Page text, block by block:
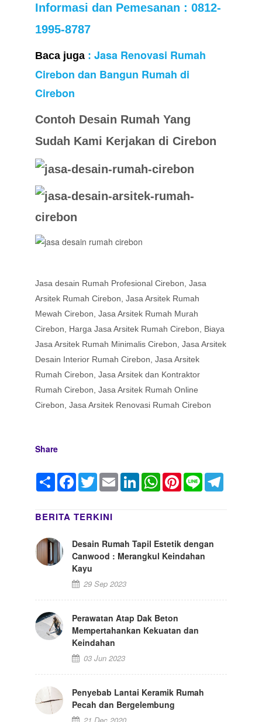
Informasi dan Pemesanan : 0812-
1995-8787
Baca juga : Jasa Renovasi Rumah
Cirebon dan Bangun Rumah di
Cirebon
Contoh Desain Rumah Yang
Sudah Kami Kerjakan di Cirebon
Jasa desain Rumah Profesional Cirebon, Jasa
Arsitek Rumah Cirebon, Jasa Arsitek Rumah
Mewah Cirebon, Jasa Arsitek Rumah Murah
Cirebon, Harga Jasa Arsitek Rumah Cirebon, Biaya
Jasa Arsitek Rumah Minimalis Cirebon, Jasa Arsitek
Desain Interior Rumah Cirebon, Jasa Arsitek
Rumah Cirebon, Jasa Arsitek dan Kontraktor
Rumah Cirebon, Jasa Arsitek Rumah Online
Cirebon, Jasa Arsitek Renovasi Rumah Cirebon
Share
Share Facebook
TwitterEmail LinkedInWhatsAppPinterest
Line
BERITA TERKINI
Desain Rumah Tapil Estetik dengan
Canwood : Merangkul Keindahan
Kayu
29 Sep 2023
Perawatan Atap Dak Beton
Mempertahankan Kekuatan dan
Keindahan
03 Jun 2023
Penyebab Lantai Keramik Rumah
Pecah dan Bergelembung